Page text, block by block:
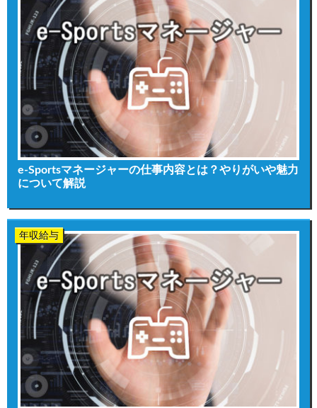
e-Sportsマネージャーの仕事内容とは？やりがいや魅力
について解説
年収給与